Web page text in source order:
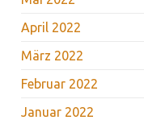
April 2022
März 2022
Februar 2022
Januar 2022